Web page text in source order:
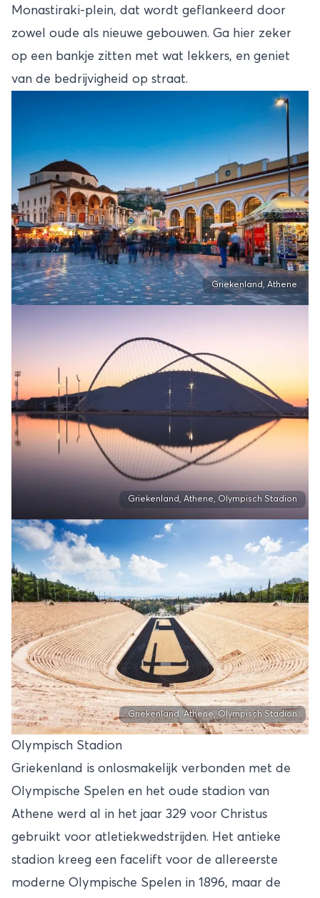
Monastiraki-plein, dat wordt geflankeerd door
zowel oude als nieuwe gebouwen. Ga hier zeker
op een bankje zitten met wat lekkers, en geniet
van de bedrijvigheid op straat.
Griekenland, Athene
Griekenland, Athene, Olympisch Stadion
Griekenland, Athene, Olympisch Stadion
Olympisch Stadion
Griekenland is onlosmakelijk verbonden met de
Olympische Spelen en het oude stadion van
Athene werd al in het jaar 329 voor Christus
gebruikt voor atletiekwedstrijden. Het antieke
stadion kreeg een facelift voor de allereerste
moderne Olympische Spelen in 1896, maar de